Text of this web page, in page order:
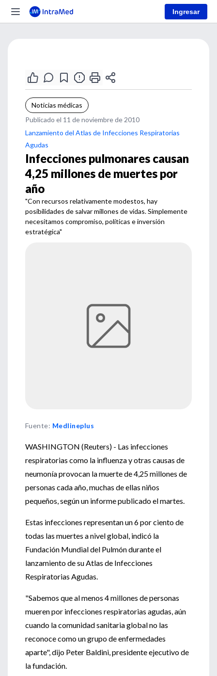
Ingresar
Noticias médicas
Publicado el 11 de noviembre de 2010
Lanzamiento del Atlas de Infecciones Respiratorias
Agudas
Infecciones pulmonares causan
4,25 millones de muertes por
año
"Con recursos relativamente modestos, hay
posibilidades de salvar millones de vidas. Simplemente
necesitamos compromiso, políticas e inversión
estratégica"
Fuente: Medlineplus
WASHINGTON (Reuters) - Las infecciones
respiratorias como la influenza y otras causas de
neumonía provocan la muerte de 4,25 millones de
personas cada año, muchas de ellas niños
pequeños, según un informe publicado el martes.
Estas infecciones representan un 6 por ciento de
todas las muertes a nivel global, indicó la
Fundación Mundial del Pulmón durante el
lanzamiento de su Atlas de Infecciones
Respiratorias Agudas.
"Sabemos que al menos 4 millones de personas
mueren por infecciones respiratorias agudas, aún
cuando la comunidad sanitaria global no las
reconoce como un grupo de enfermedades
aparte", dijo Peter Baldini, presidente ejecutivo de
la fundación.